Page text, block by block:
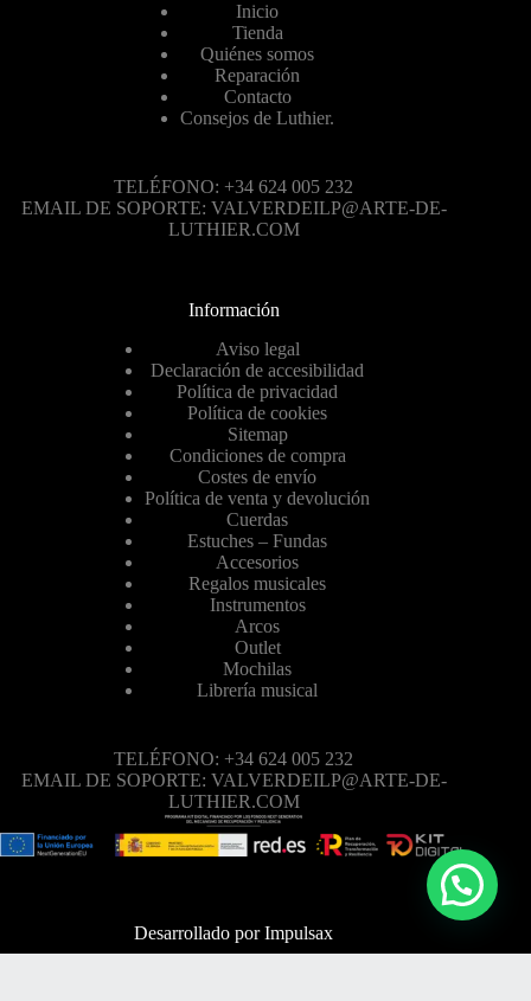
Inicio
Tienda
Quiénes somos
Reparación
Contacto
Consejos de Luthier.
TELÉFONO: +34 624 005 232
EMAIL DE SOPORTE: VALVERDEILP@ARTE-DE-
LUTHIER.COM
Información
Aviso legal
Declaración de accesibilidad
Política de privacidad
Política de cookies
Sitemap
Condiciones de compra
Costes de envío
Política de venta y devolución
Cuerdas
Estuches – Fundas
Accesorios
Regalos musicales
Instrumentos
Arcos
Outlet
Mochilas
Librería musical
TELÉFONO: +34 624 005 232
EMAIL DE SOPORTE: VALVERDEILP@ARTE-DE-
LUTHIER.COM
Desarrollado porImpulsax